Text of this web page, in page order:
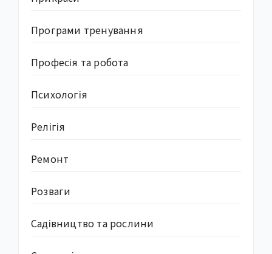
Програми тренування
Професія та робота
Психологія
Релігія
Ремонт
Розваги
Садівництво та рослини